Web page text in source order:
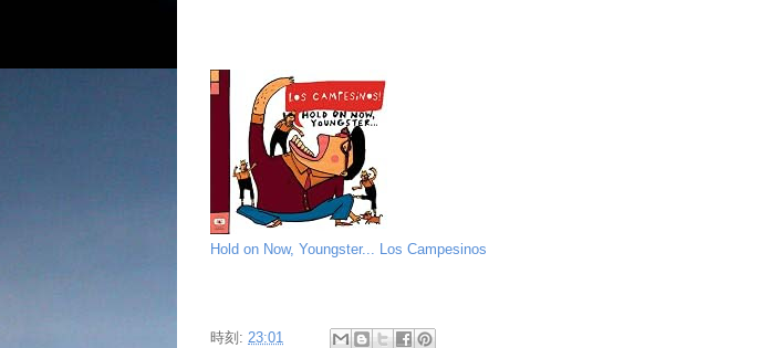
Hold on Now, Youngster... Los Campesinos
時刻: 23:01